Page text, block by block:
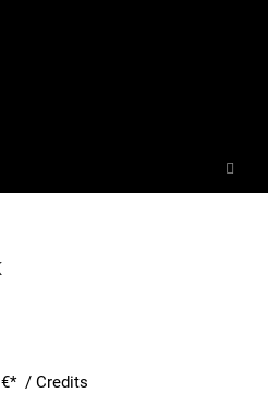
0 Item (s) - 0.00 €* / Credits